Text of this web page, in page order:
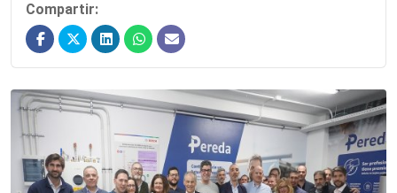
Compartir: